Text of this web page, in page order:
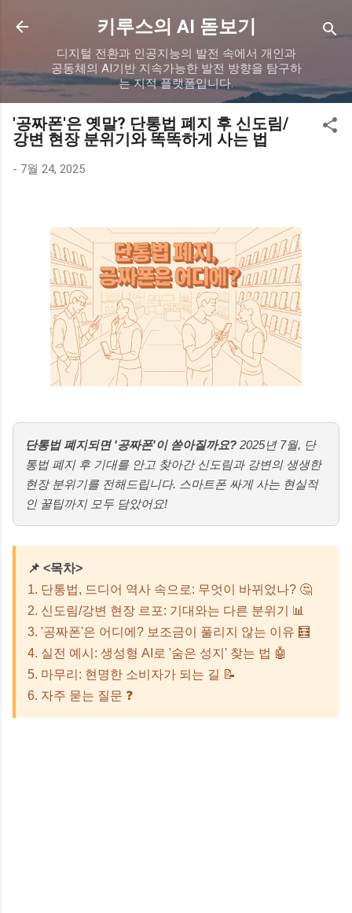
기본 콘텐츠로 건너뛰기
키루스의 AI 돋보기
디지털 전환과 인공지능의 발전 속에서 개인과
공동체의 AI기반 지속가능한 발전 방향을 탐구하
는 지적 플랫폼입니다.
'공짜폰'은 옛말? 단통법 폐지 후 신도림/
강변 현장 분위기와 똑똑하게 사는 법
- 7월 24, 2025
단통법 폐지되면 '공짜폰'이 쏟아질까요? 2025년 7월, 단
통법 폐지 후 기대를 안고 찾아간 신도림과 강변의 생생한
현장 분위기를 전해드립니다. 스마트폰 싸게 사는 현실적
인 꿀팁까지 모두 담았어요!
📌 <목차>
1. 단통법, 드디어 역사 속으로: 무엇이 바뀌었나? 🤔
2. 신도림/강변 현장 르포: 기대와는 다른 분위기 📊
3. '공짜폰'은 어디에? 보조금이 풀리지 않는 이유 🧮
4. 실전 예시: 생성형 AI로 '숨은 성지' 찾는 법 🤖
5. 마무리: 현명한 소비자가 되는 길 📝
6. 자주 묻는 질문 ❓